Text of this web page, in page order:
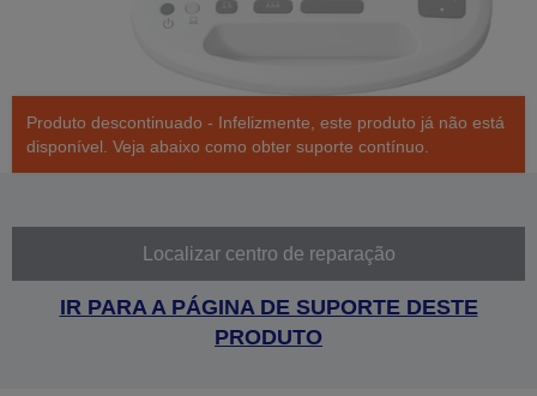
Produto descontinuado - Infelizmente, este produto já não está
disponível. Veja abaixo como obter suporte contínuo.
Localizar centro de reparação
IR PARA A PÁGINA DE SUPORTE DESTE
PRODUTO